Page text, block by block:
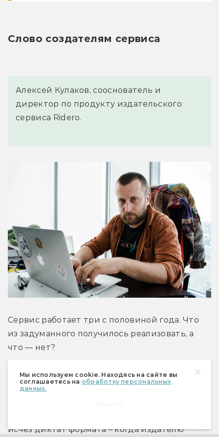
Мы используем cookie. Находясь на сайте вы
соглашаетесь на обработку персональных
данных.
Слово создателям сервиса
Алексей Кулаков, сооснователь и
директор по продукту издательского
сервиса Ridero.
Сервис работает три с половиной года. Что
из задуманного получилось реализовать, а
что — нет?
Четыре года назад мы хотели сделать сервис,
который уничтожает барьеры между автором
исчез диктат формата – когда издателю